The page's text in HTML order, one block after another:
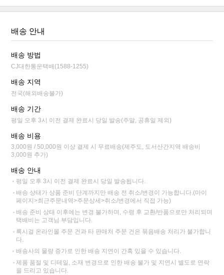
배송 안내
배송 방법
CJ대한통운택배(1588-1255)
배송 지역
전국(해외배송불가)
배송 기간
평일 오후 3시 이전 결제 완료시 당일 발송(주말, 공휴일 제외)
배송 비용
3,000원 / 50,000원 이상 결제 시 무료배송(제주도, 도서산간지역 배송비
3,000원 추가)
배송 안내
평일 오후 3시 이전 결제 완료시 당일 발송됩니다.
배송 상태가 상품 준비 단계까지만 배송 전 취소/변경이 가능합니다.(마이
페이지>최근주문내역>주문상세>취소/변경에서 직접 가능)
배송 준비 상태 이후에는 변경 불가하며, 수령 후 교환/반품으로만 처리되며
택배비는 고객님 부담입니다.
록시걸 온라인몰 주문 건과 타 판매처 주문 건은 묶음배송 처리가 불가합니
다.
배송사의 물량 증가로 인한 배송 지연이 간혹 있을 수 있습니다.
제품 품절 및 디테일, 소재 변경으로 인한 배송 불가 및 지연시 별도로 연락
을 드리고 있습니다.